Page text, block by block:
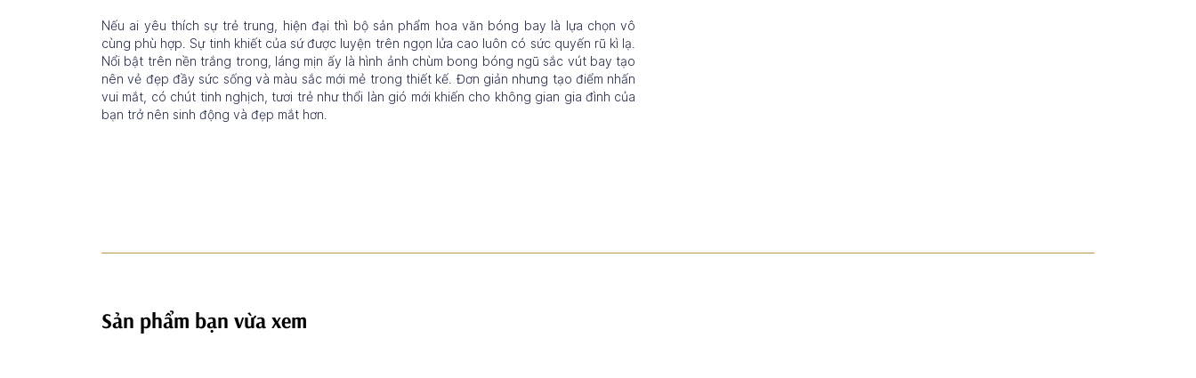
Nếu ai yêu thích sự trẻ trung, hiện đại thì bộ sản phẩm hoa văn bóng bay là lựa chọn vô
cùng phù hợp. Sự tinh khiết của sứ được luyện trên ngọn lửa cao luôn có sức quyến rũ kì lạ.
Nổi bật trên nền trắng trong, láng mịn ấy là hình ảnh chùm bong bóng ngũ sắc vút bay tạo
nên vẻ đẹp đầy sức sống và màu sắc mới mẻ trong thiết kế. Đơn giản nhưng tạo điểm nhấn
vui mắt, có chút tinh nghịch, tươi trẻ như thổi làn gió mới khiến cho không gian gia đình của
bạn trở nên sinh động và đẹp mắt hơn.
Sản phẩm bạn vừa xem